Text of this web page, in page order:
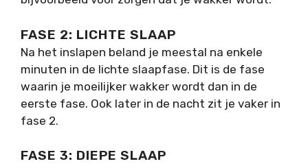
FASE 2: LICHTE SLAAP
Na het inslapen beland je meestal na enkele
minuten in de lichte slaapfase. Dit is de fase
waarin je moeilijker wakker wordt dan in de
eerste fase. Ook later in de nacht zit je vaker in
fase 2.
FASE 3: DIEPE SLAAP